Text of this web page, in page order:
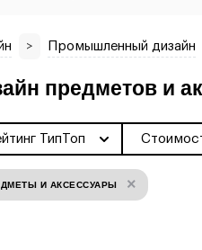
> Промышленный дизайн
предметов и
ТипТоп
И АКСЕССУАРЫ ×